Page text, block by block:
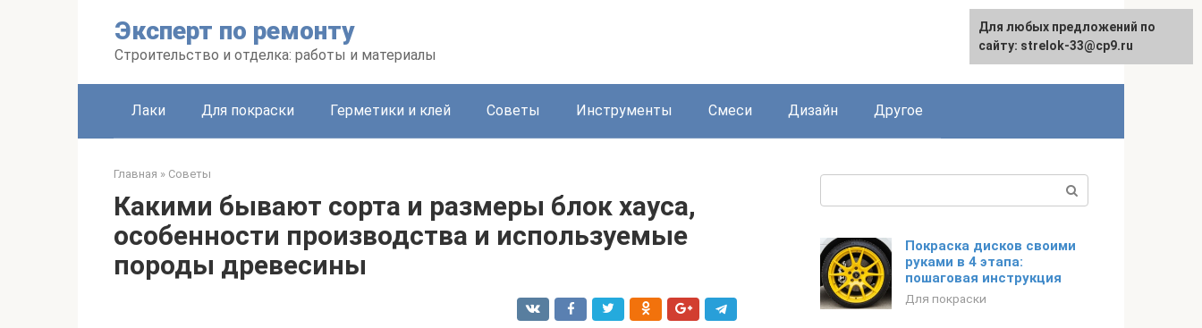
Эксперт по ремонту
Строительство и отделка: работы и материалы
Лаки Для покраски Герметики и клей Советы Инструменты Смеси Дизайн Другое
Главная » Советы
Какими бывают сорта и размеры блок хауса,
особенности производства и используемые
породы древесины
Покраска дисков своими
руками в 4 этапа:
пошаговая инструкция
Для покраски
Для любых предложений по
сайту: strelok-33@cp9.ru
Для любых предложений по
сайту: strelok-33@cp9.ru